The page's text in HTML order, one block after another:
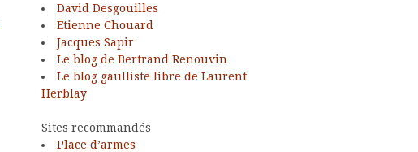
David Desgouilles
Etienne Chouard
Jacques Sapir
Le blog de Bertrand Renouvin
Le blog gaulliste libre de Laurent
Herblay
Sites recommandés
Place d’armes